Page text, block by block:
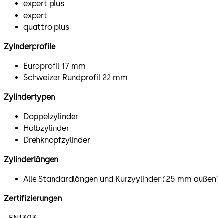
expert plus
expert
quattro plus
Zylnderprofile
Europrofil 17 mm
Schweizer Rundprofil 22 mm
Zylindertypen
Doppelzylinder
Halbzylinder
Drehknopfzylinder
Zylinderlängen
Alle Standardlängen und Kurzyylinder (25 mm
Zertifizierungen